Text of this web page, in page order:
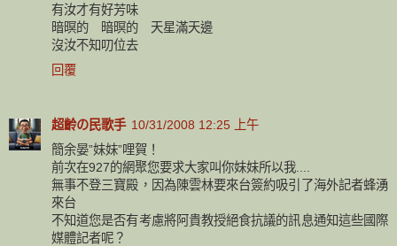
有汝才有好芳味
暗暝的 暗暝的 天星滿天邊
沒汝不知叨位去
回覆
超齡の民歌手 10/31/2008 12:25 上午
簡余晏”妹妹”哩賀！
前次在927的網聚您要求大家叫你妹妹所以我....
無事不登三寶殿，因為陳雲林要來台簽約吸引了海外記者蜂湧
來台
不知道您是否有考慮將阿貴教授絕食抗議的訊息通知這些國際
媒體記者呢？